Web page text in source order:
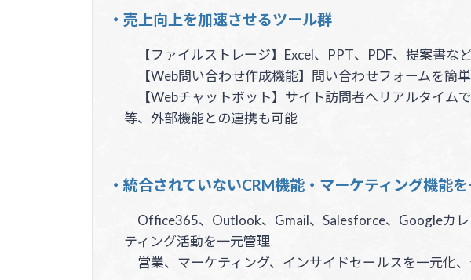
・売上向上を加速させるツール群
【ファイルストレージ】Excel、PPT、PDF、提案書
【Web問い合わせ作成機能】問い合わせフォームを簡
【Webチャットボット】サイト訪問者へリアルタイ
等、外部機能との連携も可能
・統合されていないCRM機能・マーケティング機能
Office365、Outlook、Gmail、Salesforce、Googleカ
ティング活動を一元管理
営業、マーケティング、インサイドセールスを一元化